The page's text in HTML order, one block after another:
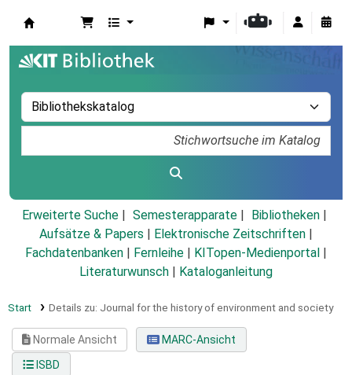
Erweiterte Suche Semesterapparate
Bibliotheken
Aufsätze & Papers
Elektronische Zeitschriften
Fachdatenbanken
Fernleihe KITopen-Medienportal
Literaturwunsch
Kataloganleitung
Start Details zu: Journal for the history of environment and society
Normale Ansicht
MARC-Ansicht
ISBD